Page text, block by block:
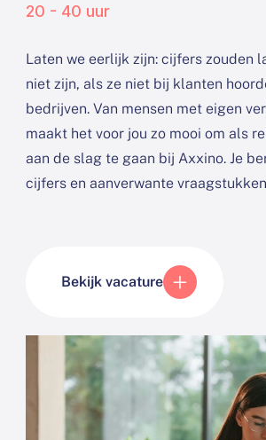
20 - 40 uur
Laten we eerlijk zijn: cijfers zouden
niet zijn, als ze niet bij klanten
bedrijven. Van mensen met eigen
maakt het voor jou zo mooi om als
aan de slag te gaan bij Axxino. Je
cijfers en aanverwante
Bekijk vacature